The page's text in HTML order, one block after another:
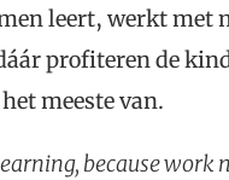
leert, werkt met
profiteren de
meeste van.
because work